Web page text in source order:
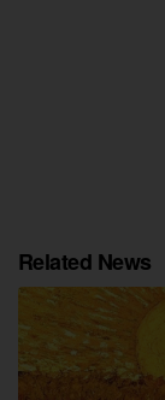
Related News